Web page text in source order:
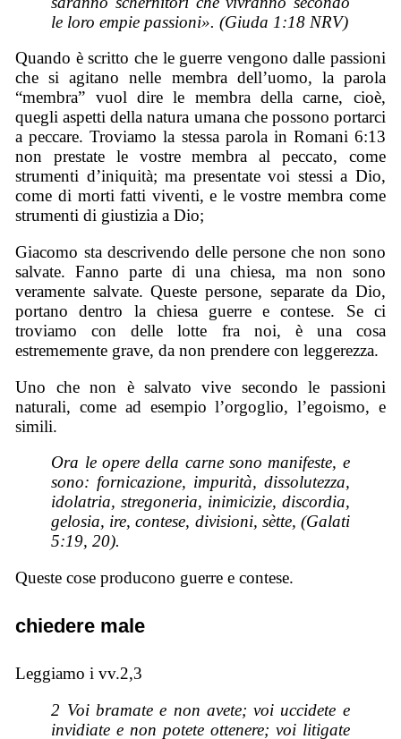
le loro empie passioni». (Giuda 1:18 NRV)
Quando è scritto che le guerre vengono dalle passioni
che si agitano nelle membra dell’uomo, la parola
“membra” vuol dire le membra della carne, cioè,
quegli aspetti della natura umana che possono portarci
a peccare. Troviamo la stessa parola in Romani 6:13
non prestate le vostre membra al peccato, come
strumenti d’iniquità; ma presentate voi stessi a Dio,
come di morti fatti viventi, e le vostre membra come
strumenti di giustizia a Dio;
Giacomo sta descrivendo delle persone che non sono
salvate. Fanno parte di una chiesa, ma non sono
veramente salvate. Queste persone, separate da Dio,
portano dentro la chiesa guerre e contese. Se ci
troviamo con delle lotte fra noi, è una cosa
estrememente grave, da non prendere con leggerezza.
Uno che non è salvato vive secondo le passioni
naturali, come ad esempio l’orgoglio, l’egoismo, e
simili.
Ora le opere della carne sono manifeste, e
sono: fornicazione, impurità, dissolutezza,
idolatria, stregoneria, inimicizie, discordia,
gelosia, ire, contese, divisioni, sètte, (Galati
5:19, 20).
Queste cose producono guerre e contese.
chiedere male
Leggiamo i vv.2,3
2 Voi bramate e non avete; voi uccidete e
invidiate e non potete ottenere; voi litigate